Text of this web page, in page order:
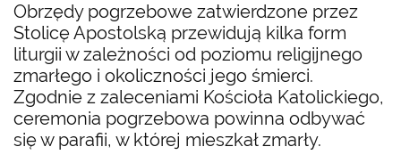
Obrzędy pogrzebowe zatwierdzone przez
Stolicę Apostolską przewidują kilka form
liturgii w zależności od poziomu religijnego
zmarłego i okoliczności jego śmierci.
Zgodnie z zaleceniami Kościoła Katolickiego,
ceremonia pogrzebowa powinna odbywać
się w parafii, w której mieszkał zmarły.